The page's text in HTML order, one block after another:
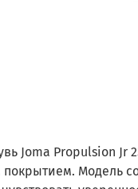
Joma Propulsion
покрытием. Модель